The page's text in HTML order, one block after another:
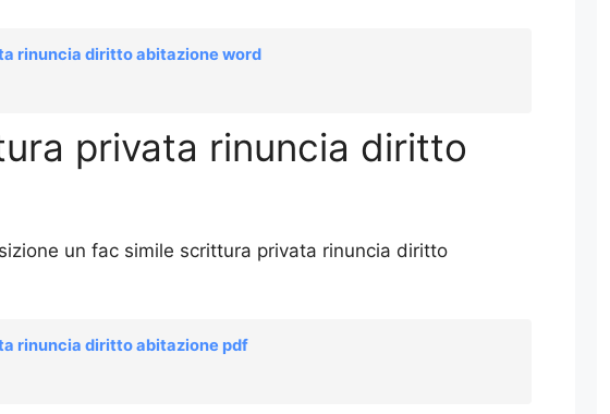
rinuncia diritto abitazione word
privata rinuncia diritto
un fac simile scrittura privata rinuncia diritto
rinuncia diritto abitazione pdf